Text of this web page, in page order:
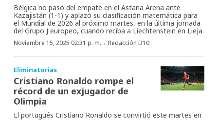
Bélgica no pasó del empate en el Astana Arena ante
Kazajistán (1-1) y aplazó su clasificación matemática para
el Mundial de 2026 al próximo martes, en la última jornada
del Grupo J europeo, cuando reciba a Liechtenstein en Lieja.
Noviembre 15, 2025 02:31 p. m. · Redacción D10
Eliminatorias
Cristiano Ronaldo rompe el
récord de un exjugador de
Olimpia
El portugués Cristiano Ronaldo se convirtió este martes en